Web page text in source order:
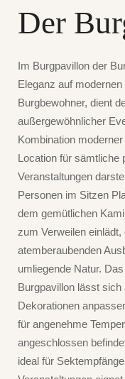
Der
Im Burgpavillon der
Eleganz auf
Burgbewohner, dient
außergewöhnlicher
Kombination
Location für sämtliche
Veranstaltungen
Personen im Sitzen
dem gemütlichen
zum Verweilen
atemberaubenden
umliegende Natur.
Burgpavillon lässt
Dekorationen
für angenehme
angeschlossen
ideal für